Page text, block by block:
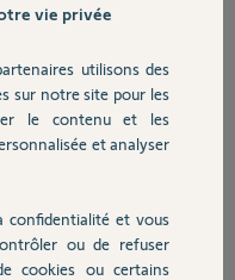
discussion
vie privée
utilisons des
sur notre site pour les
le contenu et les
et analyser
confidentialité et vous
ou de refuser
cookies ou certains